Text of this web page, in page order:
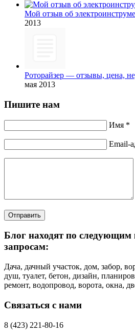
Мой отзыв об
2013
Роторайзер — отзывы, цена,
мая 2013
Пишите нам
Имя *
Email-
Отправить
Блог находят по
запросам:
Дача, дачный участок, дом, забор,
душ, туалет, бетон, дизайн,
ремонт, водопровод, ворота, окна,
Связаться с нами
8 (423) 221-80-16